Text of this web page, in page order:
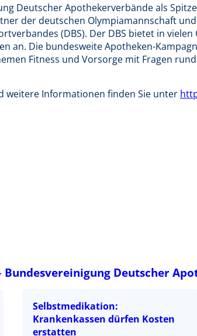
Deutscher Apothekerverbände als
der deutschen Olympiamannschaft
(DBS). Der DBS bietet in vielen
an. Die bundesweite Apotheken-
Fitness und Vorsorge mit Fragen
weitere Informationen finden Sie unter
Bundesvereinigung Deutscher
Selbstmedikation:
Krankenkassen dürfen Kosten
erstatten